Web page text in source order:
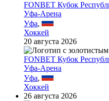
FONBET Кубок
Уфа-Арена
Уфа,
Хоккей
20 августа 2026
FONBET Кубок
Уфа-Арена
Уфа,
Хоккей
26 августа 2026